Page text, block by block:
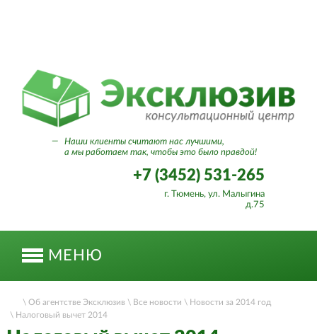
—
Наши клиенты считают нас лучшими,
а мы работаем так, чтобы это было правдой!
+7 (3452) 531-265
г. Тюмень, ул. Малыгина
д.75
МЕНЮ
\ Об агентстве Эксклюзив\ Все новости \ Новости за 2014 год
\ Налоговый вычет 2014